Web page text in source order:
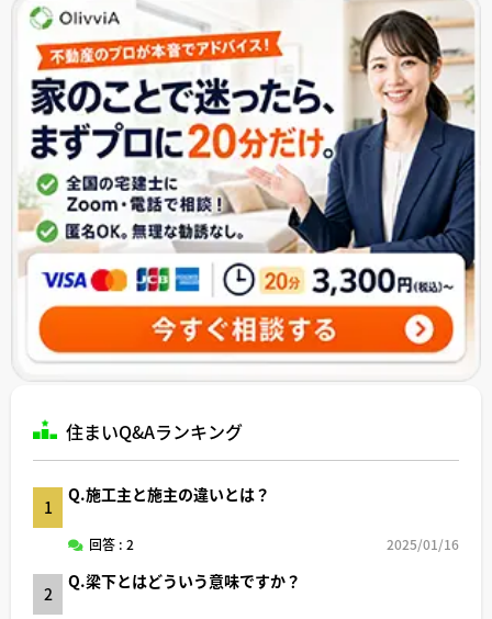
住まいQ&Aランキング
1
Q.施工主と施主の違いとは？
回答 : 2 2025/01/16
2
Q.梁下とはどういう意味ですか？